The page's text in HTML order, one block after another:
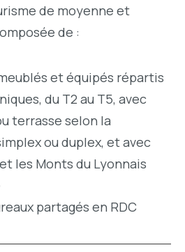
de moyenne et
de :
et équipés répartis
du T2 au T5, avec
terrasse selon la
ou duplex, et avec
les Monts du Lyonnais
partagés en RDC